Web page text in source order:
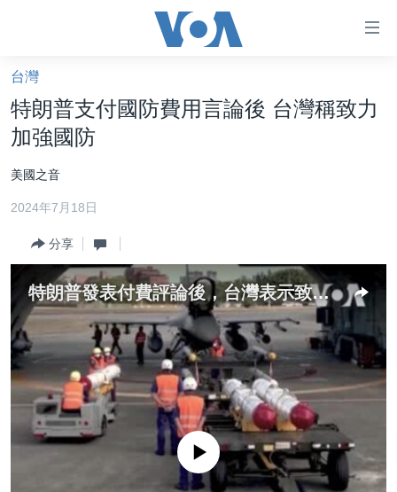
礙
鏈
接
跳
轉
內
導
航
轉
到
美國大選2024
海外港人
新聞自由
揭謊頻道
美國
中國
國際
經貿
台灣
特朗普支付國防費用言論後 台灣稱致力
加強國防
美國之音
2024年7月18日
分享
特朗普發表付費評論後，台灣表示致力於加強國防
No media source currently available